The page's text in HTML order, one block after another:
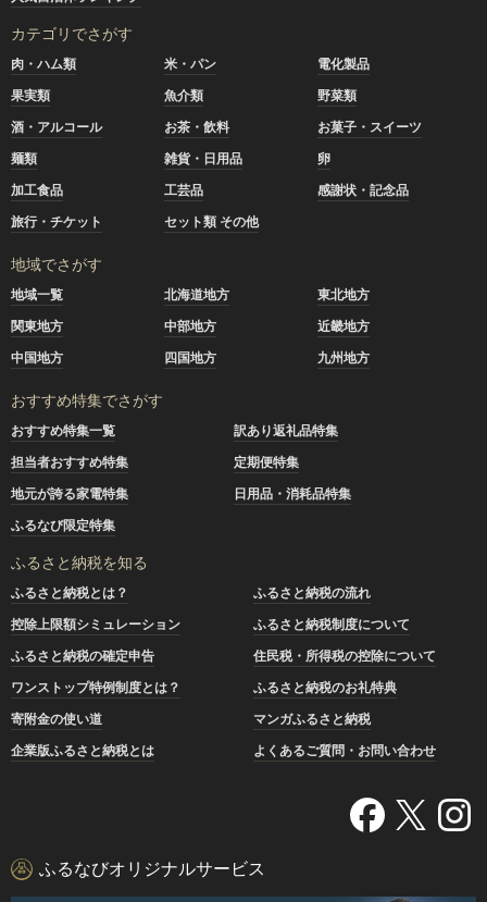
カテゴリでさがす
肉・ハム類 米・パン
電化製品
果実類
魚介類
野菜類
酒・アルコール
お茶・飲料
お菓子・スイーツ
麺類
雑貨・日用品
卵
加工食品
工芸品
感謝状・記念品
旅行・チケット
セット類 その他
地域でさがす
地域一覧 北海道地方
東北地方
関東地方
中部地方
近畿地方
中国地方
四国地方 九州地方
おすすめ特集でさがす
おすすめ特集一覧
訳あり返礼品特集
担当者おすすめ特集
定期便特集
地元が誇る家電特集
日用品・消耗品特集
ふるなび限定特集
ふるさと納税を知る
ふるさと納税とは？
ふるさと納税の流れ
控除上限額シミュレーション
ふるさと納税制度について
ふるさと納税の確定申告
住民税・所得税の控除について
ワンストップ特例制度とは？
ふるさと納税のお礼特典
寄附金の使い道
マンガふるさと納税
企業版ふるさと納税とは
よくあるご質問・お問い合わせ
ふるなびオリジナルサービス